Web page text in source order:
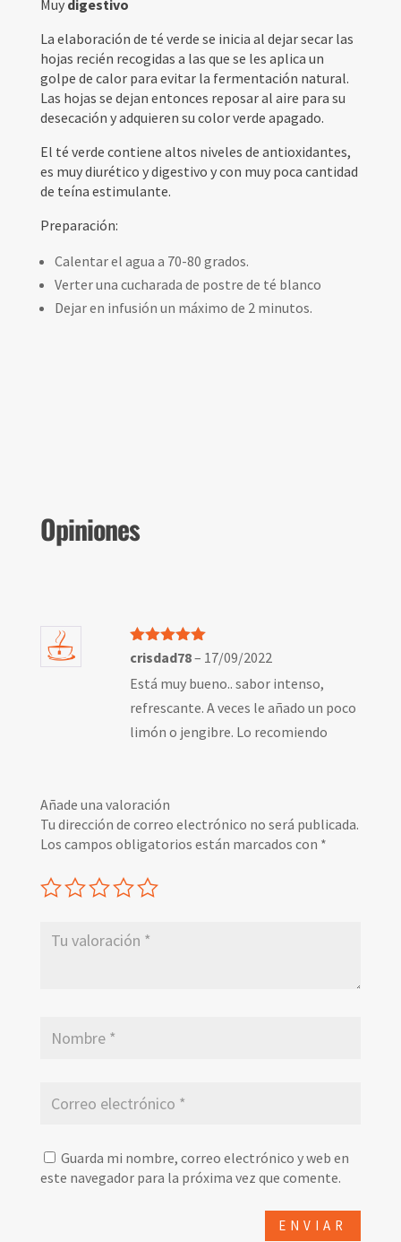
Muy digestivo
La elaboración de té verde se inicia al dejar secar las
hojas recién recogidas a las que se les aplica un
golpe de calor para evitar la fermentación natural.
Las hojas se dejan entonces reposar al aire para su
desecación y adquieren su color verde apagado.
El té verde contiene altos niveles de antioxidantes,
es muy diurético y digestivo y con muy poca cantidad
de teína estimulante.
Preparación:
Calentar el agua a 70-80 grados.
Verter una cucharada de postre de té blanco
Dejar en infusión un máximo de 2 minutos.
Opiniones
Valorado
crisdad78– 17/09/2022
Está muy bueno.. sabor intenso,
refrescante. A veces le añado un poco
limón o jengibre. Lo recomiendo
Añade una valoración
Tu dirección de correo electrónico no será publicada.
Los campos obligatorios están marcados con *
Guarda mi nombre, correo electrónico y web en
este navegador para la próxima vez que comente.